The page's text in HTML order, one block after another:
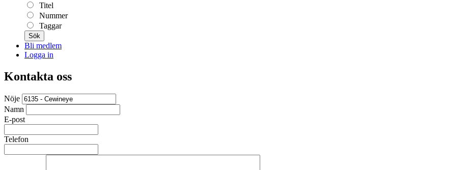
Titel
Nummer
Taggar
Sök
Bli medlem
Logga in
Kontakta oss
Nöje
Namn
E-post
Telefon